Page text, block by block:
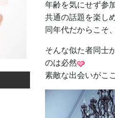
年齢を気にせず参
共通の話題を楽し
同年代だからこそ
そんな似た者同士
のは必然
素敵な出会いがこ